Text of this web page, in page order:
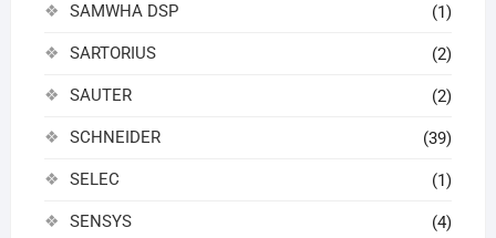
SAMWHA DSP (1)
SARTORIUS (2)
SAUTER (2)
SCHNEIDER (39)
SELEC (1)
SENSYS (4)